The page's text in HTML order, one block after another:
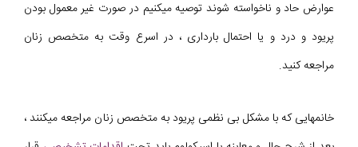
عوارض حاد و ناخواسته شوند توصیه میکنیم در صورت غیر معمول بودن
پریود و درد و یا احتمال بارداری ، در اسرع وقت به متخصص زنان
مراجعه کنید.
خانمهایی که با مشکل بی نظمی پریود به متخصص زنان مراجعه میکنند ،